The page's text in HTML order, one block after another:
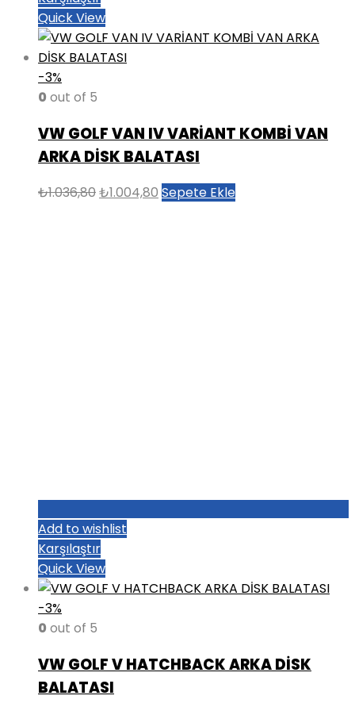
Quick View
-3%
0 out of 5
VW GOLF VAN IV VARİANT KOMBİ VAN
ARKA DİSK BALATASI
₺1.036,80Orijinal
₺1.004,80 Şu
Sepete Ekle
Add to wishlist
Karşılaştır
Quick View
-3%
0 out of 5
VW GOLF V HATCHBACK ARKA DİSK
BALATASI